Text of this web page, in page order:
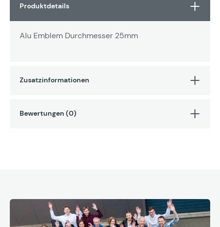
Produktdetails
Alu Emblem Durchmesser 25mm
Zusatzinformationen
Bewertungen (0)